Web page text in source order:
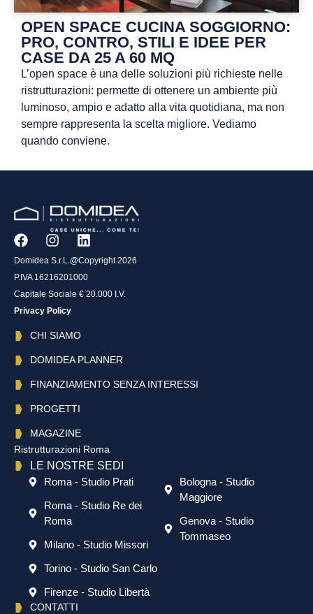
OPEN SPACE CUCINA SOGGIORNO:
PRO, CONTRO, STILI E IDEE PER
CASE DA 25 A 60 MQ
L’open space è una delle soluzioni più richieste nelle
ristrutturazioni: permette di ottenere un ambiente più
luminoso, ampio e adatto alla vita quotidiana, ma non
sempre rappresenta la scelta migliore. Vediamo
quando conviene.
Domidea S.r.L.@Copyright 2026
P.IVA 16216201000
Capitale Sociale € 20.000 I.V.
Privacy Policy
CHI SIAMO
DOMIDEA PLANNER
FINANZIAMENTO SENZA INTERESSI
PROGETTI
MAGAZINE
Ristrutturazioni Roma
LE NOSTRE SEDI
Roma - Studio Prati
Roma - Studio Re dei
Roma
Milano - Studio Missori
Torino - Studio San Carlo
Firenze - Studio Libertà
Bologna - Studio
Maggiore
Genova - Studio
Tommaseo
CONTATTI